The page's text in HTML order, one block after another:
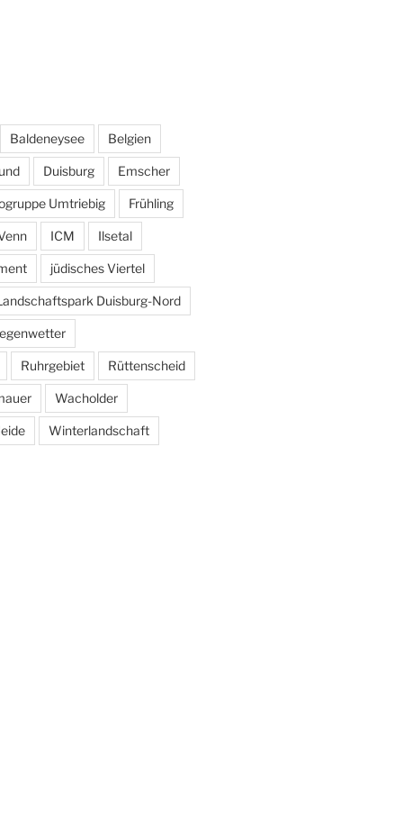
Baldeneysee Belgien
Duisburg Emscher
Umtriebig Frühling
ICM Ilsetal
jüdisches Viertel
Duisburg-Nord
Ruhrgebiet Rüttenscheid
Wacholder
Winterlandschaft